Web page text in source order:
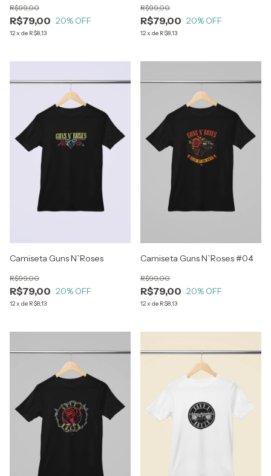
R$79,00
R$99,00
20% OFF
12x de R$8,13
R$79,00
R$99,00
20% OFF
12x de R$8,13
Camiseta Guns N`Roses
R$79,00
R$99,00
20% OFF
12x de R$8,13
Camiseta Guns N`Roses #04
R$79,00
R$99,00
20% OFF
12x de R$8,13